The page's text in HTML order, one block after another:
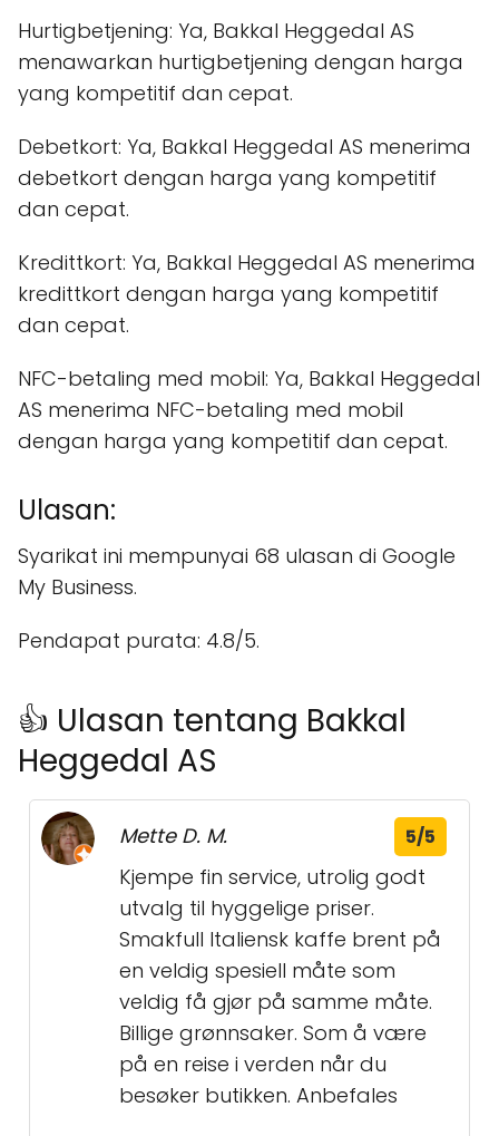
Hurtigbetjening: Ya, Bakkal Heggedal AS
menawarkan hurtigbetjening dengan harga
yang kompetitif dan cepat.
Debetkort: Ya, Bakkal Heggedal AS menerima
debetkort dengan harga yang kompetitif
dan cepat.
Kredittkort: Ya, Bakkal Heggedal AS menerima
kredittkort dengan harga yang kompetitif
dan cepat.
NFC-betaling med mobil: Ya, Bakkal Heggedal
AS menerima NFC-betaling med mobil
dengan harga yang kompetitif dan cepat.
Ulasan:
Syarikat ini mempunyai 68 ulasan di Google
My Business.
Pendapat purata: 4.8/5.
👍 Ulasan tentang Bakkal
Heggedal AS
Mette D. M. 5/5
Kjempe fin service, utrolig godt
utvalg til hyggelige priser.
Smakfull Italiensk kaffe brent på
en veldig spesiell måte som
veldig få gjør på samme måte.
Billige grønnsaker. Som å være
på en reise i verden når du
besøker butikken. Anbefales